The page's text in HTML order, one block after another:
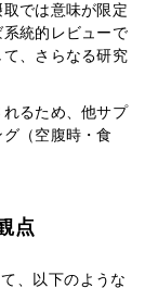
では意味が限定
統的レビューで
、さらなる研究
るため、他サプ
（空腹時・食
点
、以下のような